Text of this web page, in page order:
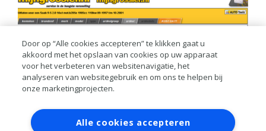
Meer informatie over de actie is te vinden op
www.mijngrossier.nl/goudenleeuw
Contact Account aanvragen
Inloggen
RAI bestanden
Privacy Algemene
Door op “Alle cookies accepteren” te klikken gaat u
akkoord met het opslaan van cookies op uw apparaat
voor het verbeteren van websitenavigatie, het
analyseren van websitegebruik en om ons te helpen bij
onze marketingprojecten.
Alle cookies accepteren